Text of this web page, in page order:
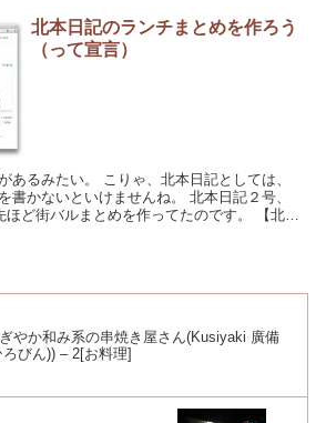
北本日記のランチまとめを作ろう
（って宣言）
あるみたい。 こりゃ、北本日記としては、
書かないといけませんね。 北本日記２号、
ほど街バルまとめを作ってたのです。 【北本
やか和み系の串焼き屋さん(Kusiyaki 廣備
ろびん)) – 2[お料理]